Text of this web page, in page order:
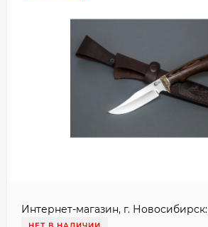
Интернет-магазин, г. Новосибирск: